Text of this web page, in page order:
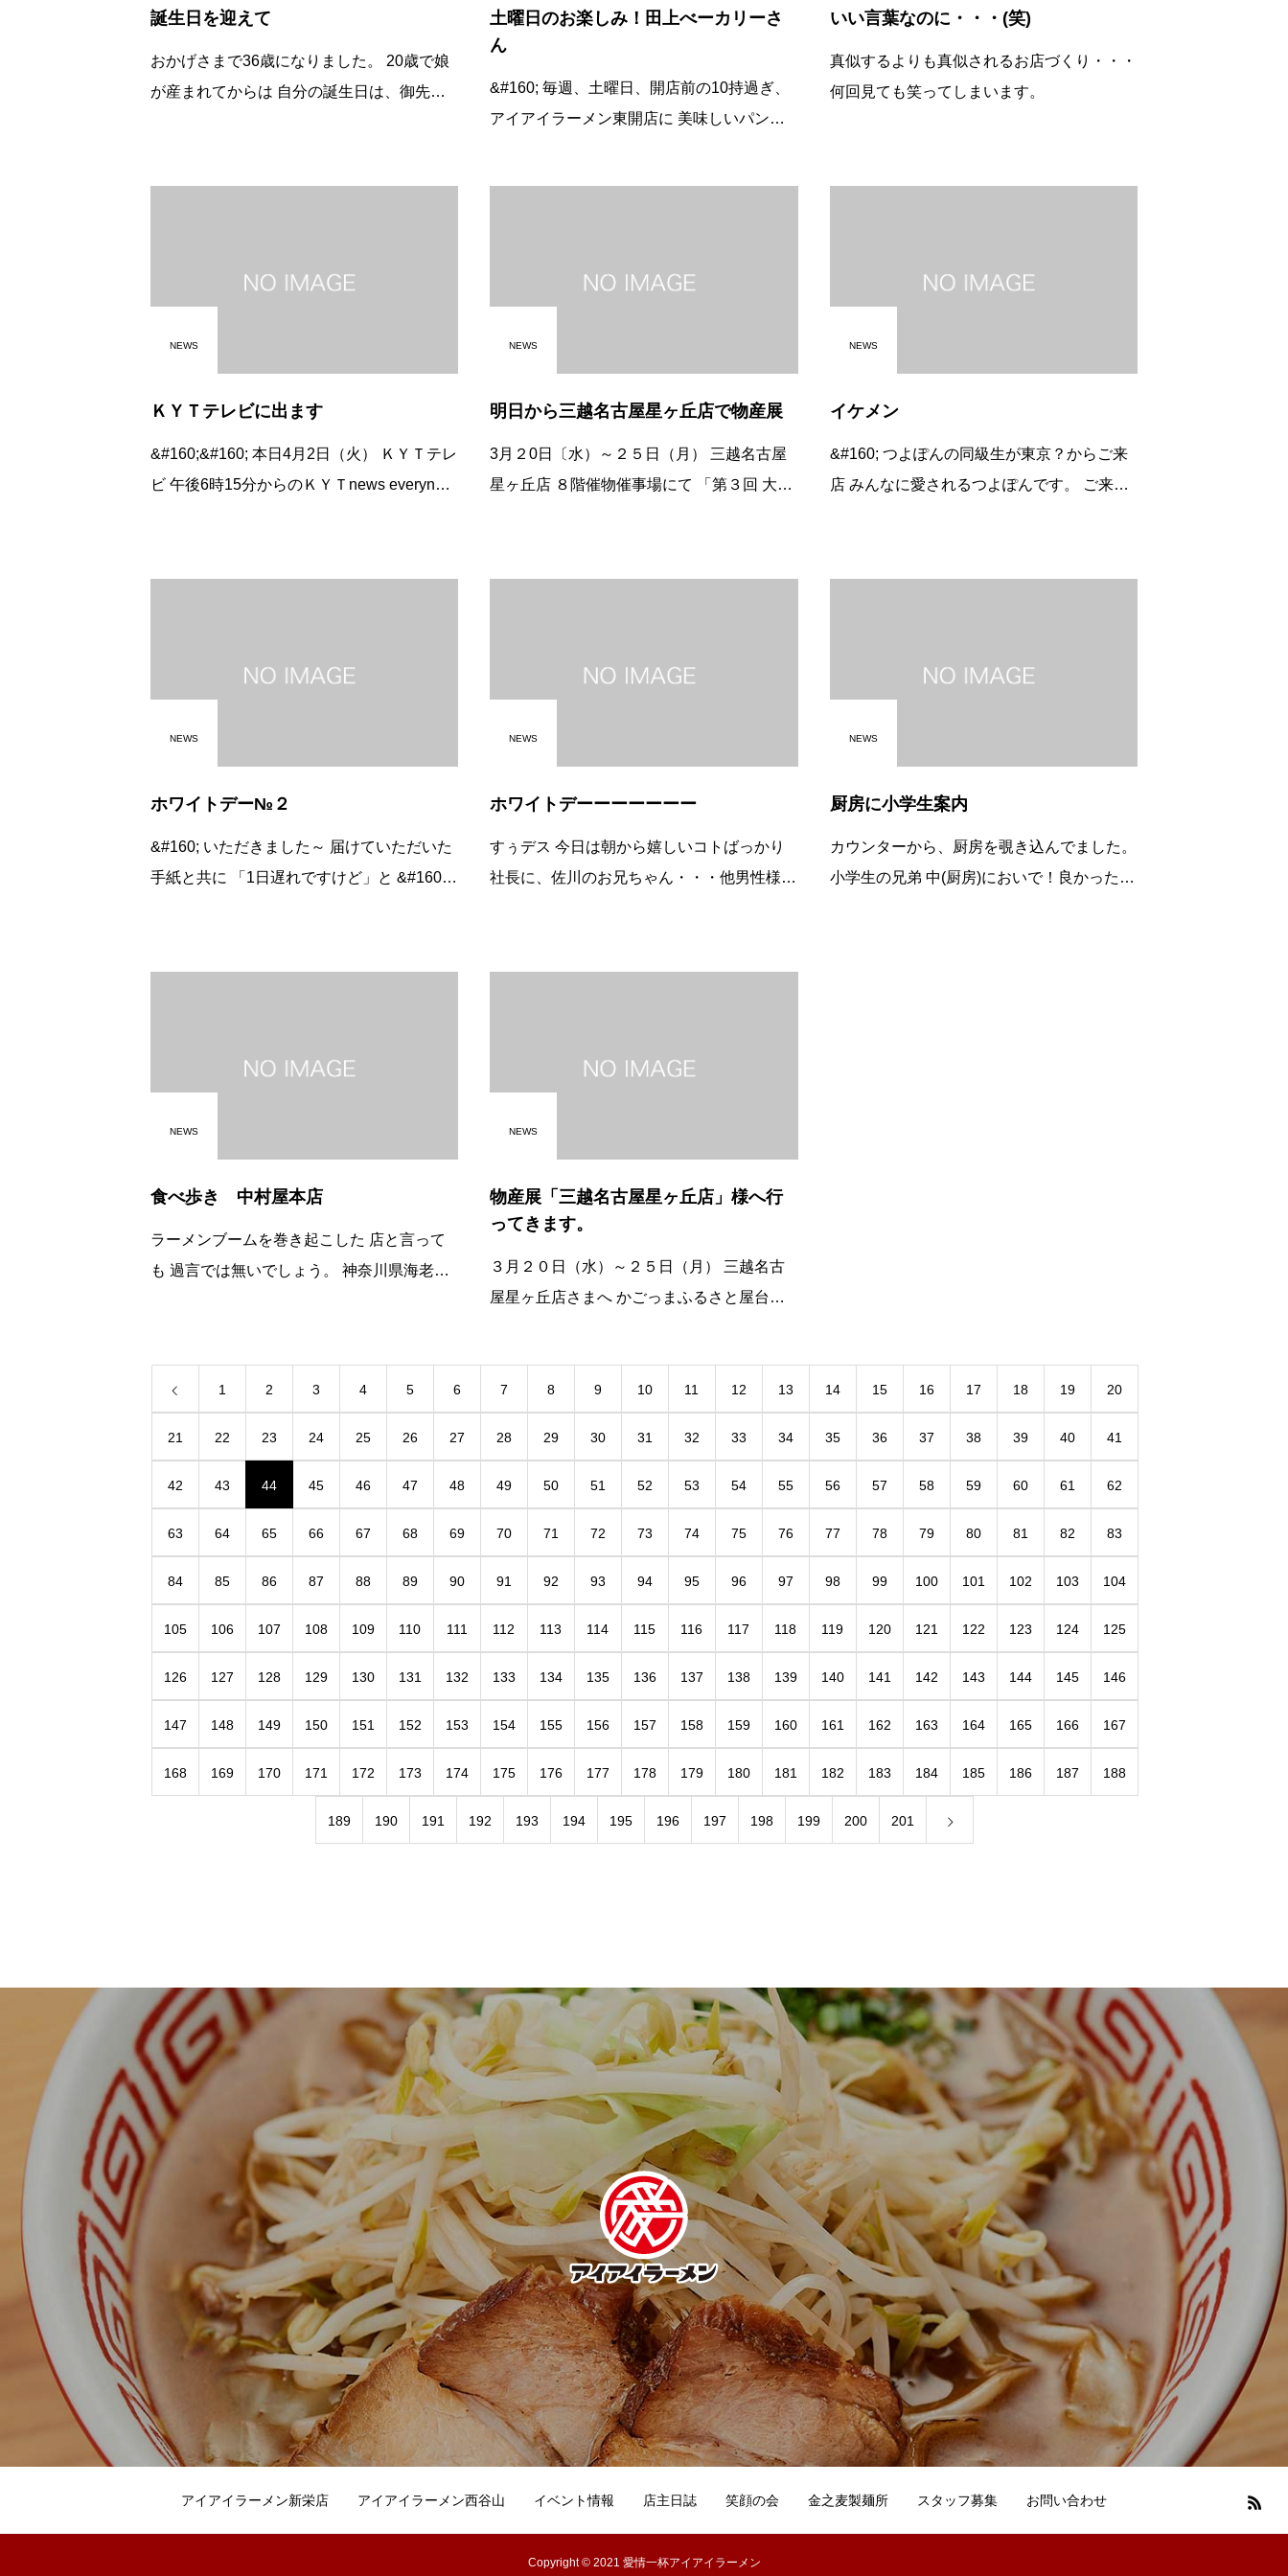
誕生日を迎えて
おかげさまで36歳になりました。 20歳で娘
が産まれてからは 自分の誕生日は、御先祖
をかかさず行
土曜日のお楽しみ！田上べーカリーさ
ん
&#160; 毎週、土曜日、開店前の10持過ぎ、
アイアイラーメン東開店に 美味しいパンの
いい言葉なのに・・・(笑)
真似するよりも真似されるお店づくり・・・
何回見ても笑ってしまいます。
NEWS
ＫＹＴテレビに出ます
&#160;&#160; 本日4月2日（火） ＫＹＴテレ
ビ 午後6時15分からのＫＹＴnews everyno 6
NEWS
明日から三越名古屋星ヶ丘店で物産展
3月２0日〔水）～２５日（月） 三越名古屋
星ヶ丘店 ８階催物催事場にて 「第３回 大九
さ
NEWS
イケメン
&#160; つよぽんの同級生が東京？からご来
店 みんなに愛されるつよぽんです。 ご来店
NEWS
ホワイトデー№２
&#160; いただきました～ 届けていただいた
手紙と共に 「1日遅れですけど」と &#160;
NEWS
ホワイトデーーーーーーー
すぅデス 今日は朝から嬉しいコトばっかり
社長に、佐川のお兄ちゃん・・・他男性様
NEWS
厨房に小学生案内
カウンターから、厨房を覗き込んでました。
小学生の兄弟 中(厨房)においで！良かったら
NEWS
食べ歩き 中村屋本店
ラーメンブームを巻き起こした 店と言って
も 過言では無いでしょう。 神奈川県海老名
NEWS
物産展「三越名古屋星ヶ丘店」様へ行
ってきます。
３月２０日（水）～２５日（月） 三越名古
屋星ヶ丘店さまへ かごっまふるさと屋台村
1 2 3 4 5 6 7 8 9 10 11 12 13 14 15 16 17 18 19 20
21 22 23 24 25 26 27 28 29 30 31 32 33 34 35 36 37 38 39 40 41
42 43 44 45 46 47 48 49 50 51 52 53 54 55 56 57 58 59 60 61 62
63 64 65 66 67 68 69 70 71 72 73 74 75 76 77 78 79 80 81 82 83
84 85 86 87 88 89 90 91 92 93 94 95 96 97 98 99 100 101 102 103 104
105 106 107 108 109 110 111 112 113 114 115 116 117 118 119 120 121 122 123 124 125
126 127 128 129 130 131 132 133 134 135 136 137 138 139 140 141 142 143 144 145 146
147 148 149 150 151 152 153 154 155 156 157 158 159 160 161 162 163 164 165 166 167
168 169 170 171 172 173 174 175 176 177 178 179 180 181 182 183 184 185 186 187 188
189 190 191 192 193 194 195 196 197 198 199 200 201
アイアイラーメン新栄店 アイアイラーメン西谷山 イベント情報 店主日誌 笑顔の会 金之麦製麺所 スタッフ募集 お問い合わせ
Copyright © 2021 愛情一杯アイアイラーメン